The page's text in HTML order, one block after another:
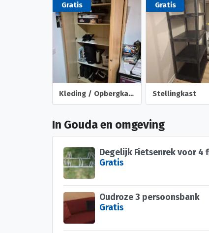
Gratis
Kleding / Opbergkast
Gratis
Stellingkast
In Gouda en omgeving
Degelijk Fietsenrek voor 4
Gratis
Oudroze 3 persoonsbank
Gratis